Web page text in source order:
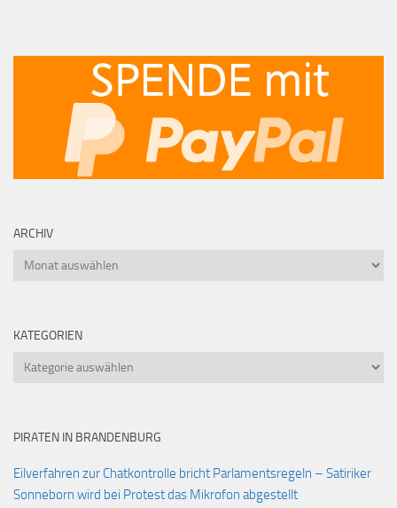
ARCHIV
Archiv
KATEGORIEN
Kategorien
PIRATEN IN BRANDENBURG
Eilverfahren zur Chatkontrolle bricht Parlamentsregeln – Satiriker
Sonneborn wird bei Protest das Mikrofon abgestellt